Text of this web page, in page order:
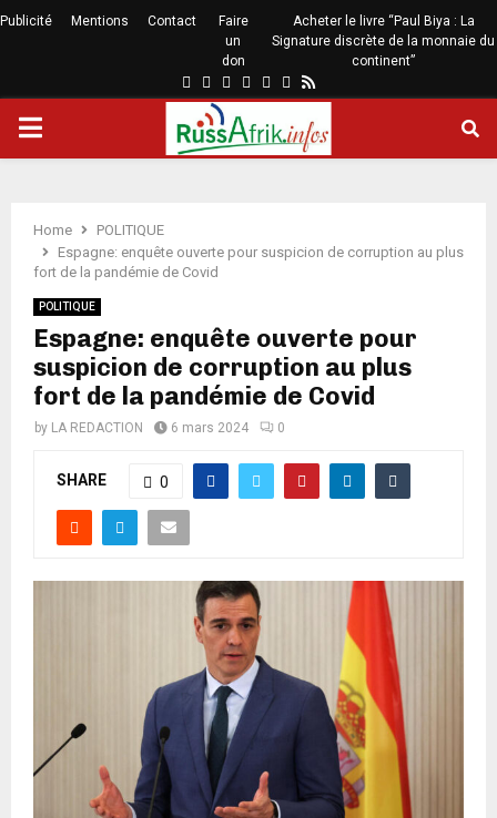
Publicité Mentions Contact
Faire
un
don
Acheter le livre “Paul Biya : La
Signature discrète de la monnaie du
continent”
Home
POLITIQUE
Espagne: enquête ouverte pour suspicion de corruption au plus
fort de la pandémie de Covid
POLITIQUE
Espagne: enquête ouverte pour
suspicion de corruption au plus
fort de la pandémie de Covid
by LA REDACTION 6 mars 2024 0
SHARE 0